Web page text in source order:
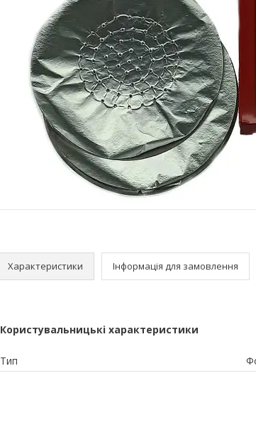
Характеристики Інформація для замовлення
Користувальницькі характеристики
Тип